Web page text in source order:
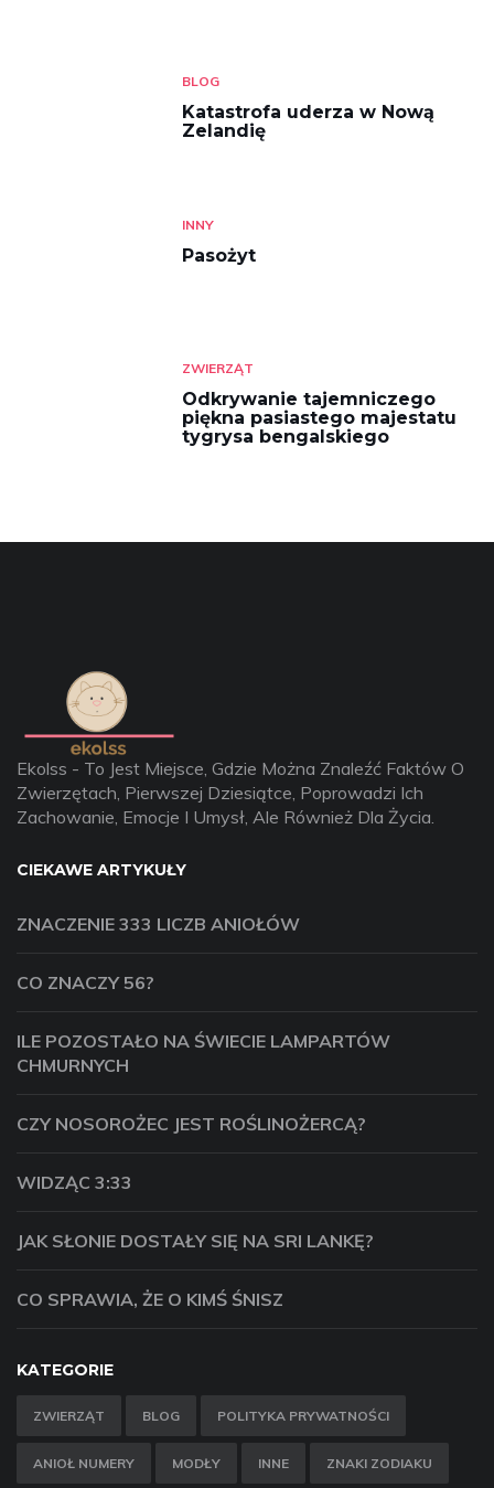
BLOG
Katastrofa uderza w Nową
Zelandię
INNY
Pasożyt
ZWIERZĄT
Odkrywanie tajemniczego
piękna pasiastego majestatu
tygrysa bengalskiego
Ekolss - To Jest Miejsce, Gdzie Można Znaleźć Faktów O
Zwierzętach, Pierwszej Dziesiątce, Poprowadzi Ich
Zachowanie, Emocje I Umysł, Ale Również Dla Życia.
CIEKAWE ARTYKUŁY
ZNACZENIE 333 LICZB ANIOŁÓW
CO ZNACZY 56?
ILE POZOSTAŁO NA ŚWIECIE LAMPARTÓW
CHMURNYCH
CZY NOSOROŻEC JEST ROŚLINOŻERCĄ?
WIDZĄC 3:33
JAK SŁONIE DOSTAŁY SIĘ NA SRI LANKĘ?
CO SPRAWIA, ŻE ​​O KIMŚ ŚNISZ
KATEGORIE
ZWIERZĄT BLOG POLITYKA PRYWATNOŚCI
ANIOŁ NUMERY MODŁY INNE ZNAKI ZODIAKU